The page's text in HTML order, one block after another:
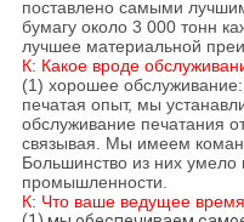
поставлено самыми
бумагу около 3 000 тонн
лучшее материальной
К: Какое вроде
(1) хорошее
печатая опыт, мы
обслуживание печатания
связывая. Мы имеем
Большинство из них умело
промышленности.
К: Что ваше ведущее